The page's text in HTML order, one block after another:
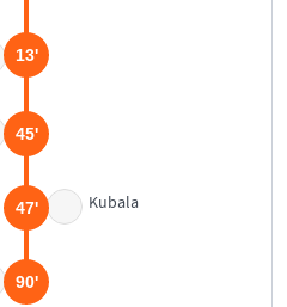
13'
45'
Kubala
47'
90'